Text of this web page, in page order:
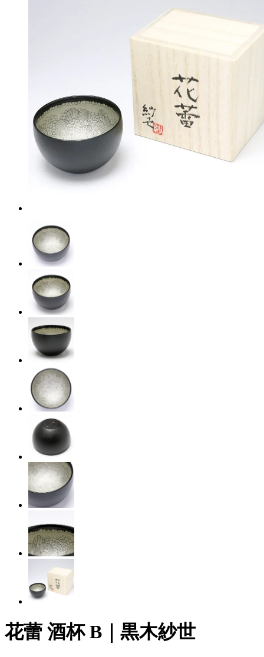
花蕾 酒杯 B｜黒木紗世